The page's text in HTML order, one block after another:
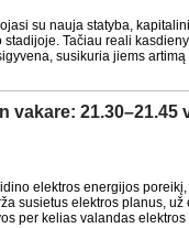
su nauja statyba,
Tačiau reali
susikuria jiems
vakare: 21.30–21.45
elektros energijos
susietus elektros planus, už
per kelias valandas